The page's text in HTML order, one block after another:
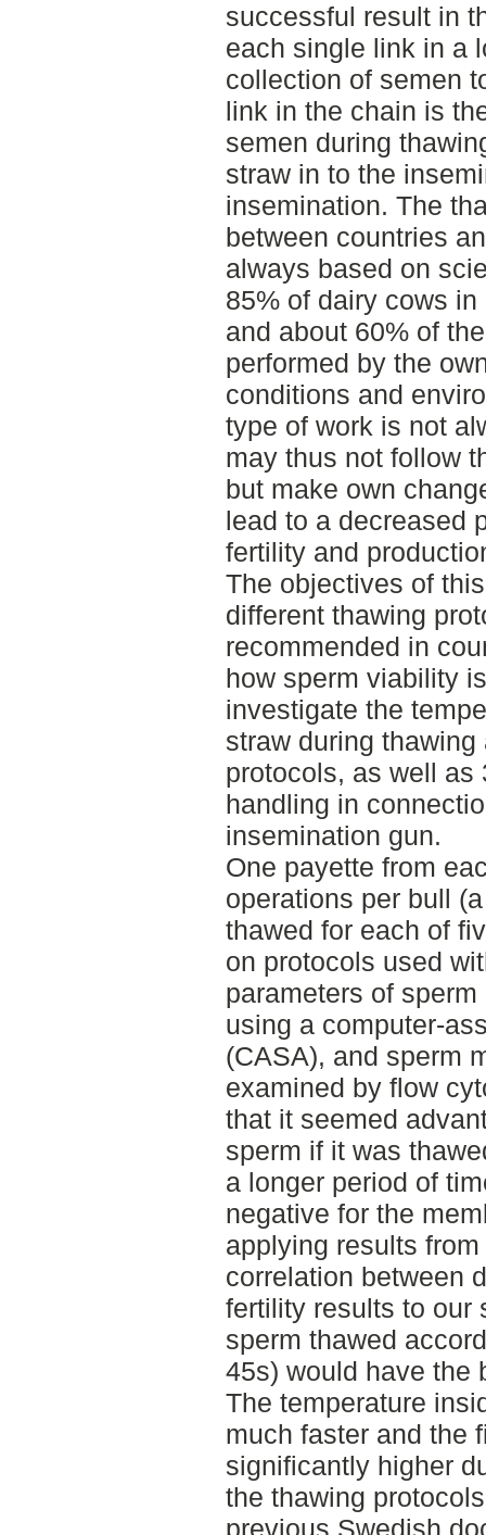
successful result in
each single link in a
collection of semen
link in the chain is
semen during
straw in to the
insemination. The
between countries
always based on
85% of dairy cows
and about 60% of
performed by the
conditions and
type of work is not
may thus not follow
but make own
lead to a decreased
fertility and
The objectives of
different thawing
recommended in
how sperm viability
investigate the
straw during
protocols, as well as
handling in
insemination gun.
One payette from
operations per bull
thawed for each of
on protocols used
parameters of
using a computer-
(CASA), and sperm
examined by flow
that it seemed
sperm if it was
a longer period of
negative for the
applying results
correlation between
fertility results to our
sperm thawed
45s) would have the
The temperature
much faster and the
significantly higher
the thawing
previous Swedish